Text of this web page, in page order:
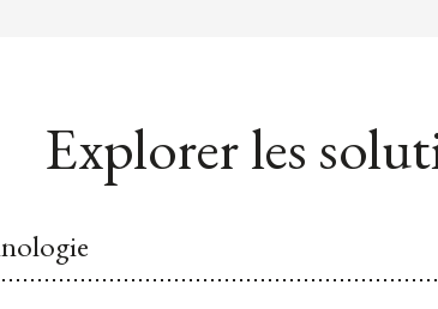
Explorer les